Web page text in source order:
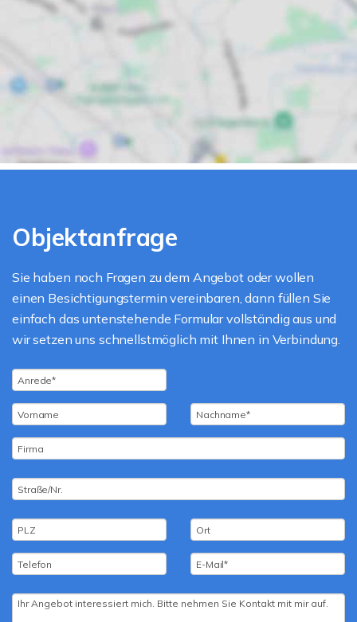
Objektanfrage
Sie haben noch Fragen zu dem Angebot oder wollen
einen Besichtigungstermin vereinbaren, dann füllen Sie
einfach das untenstehende Formular vollständig aus und
wir setzen uns schnellstmöglich mit Ihnen in Verbindung.